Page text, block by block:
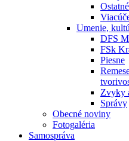
Umenie,
DFS
FSk
Piesne
Zvyky
Správy
Obecné noviny
Fotogaléria
Samospráva